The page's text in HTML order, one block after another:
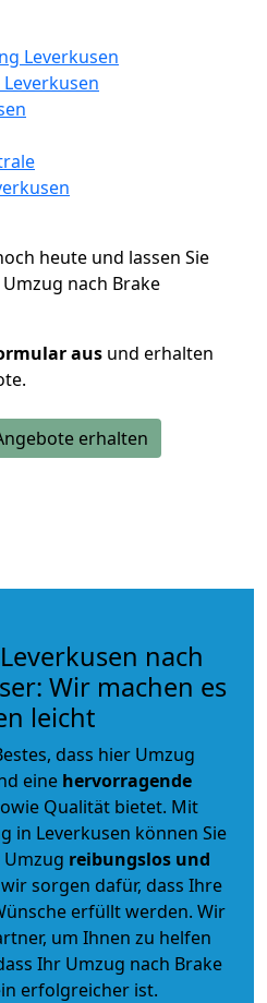
Leverkusen
heute und lassen Sie
nach Brake
aus und erhalten
erhalten
nach
Wir machen es
leicht
dass hier Umzug
eine hervorragende
Qualität bietet. Mit
in Leverkusen können Sie
reibungslos und
sorgen dafür, dass Ihre
erfüllt werden. Wir
um Ihnen zu helfen
Ihr Umzug nach Brake
erfolgreicher ist.